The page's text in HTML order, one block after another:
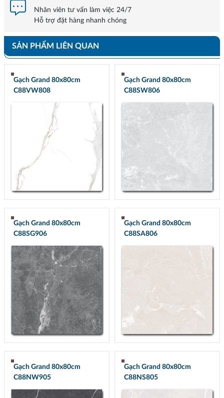
Nhân viên tư vấn làm việc 24/7
Hỗ trợ đặt hàng nhanh chóng
SẢN PHẨM LIÊN QUAN
Gạch Grand 80x80cm
C88VW808
Gạch Grand 80x80cm
C88SW806
Gạch Grand 80x80cm
C88SG906
Gạch Grand 80x80cm
C88SA806
Gạch Grand 80x80cm
C88NW905
Gạch Grand 80x80cm
C88NS805